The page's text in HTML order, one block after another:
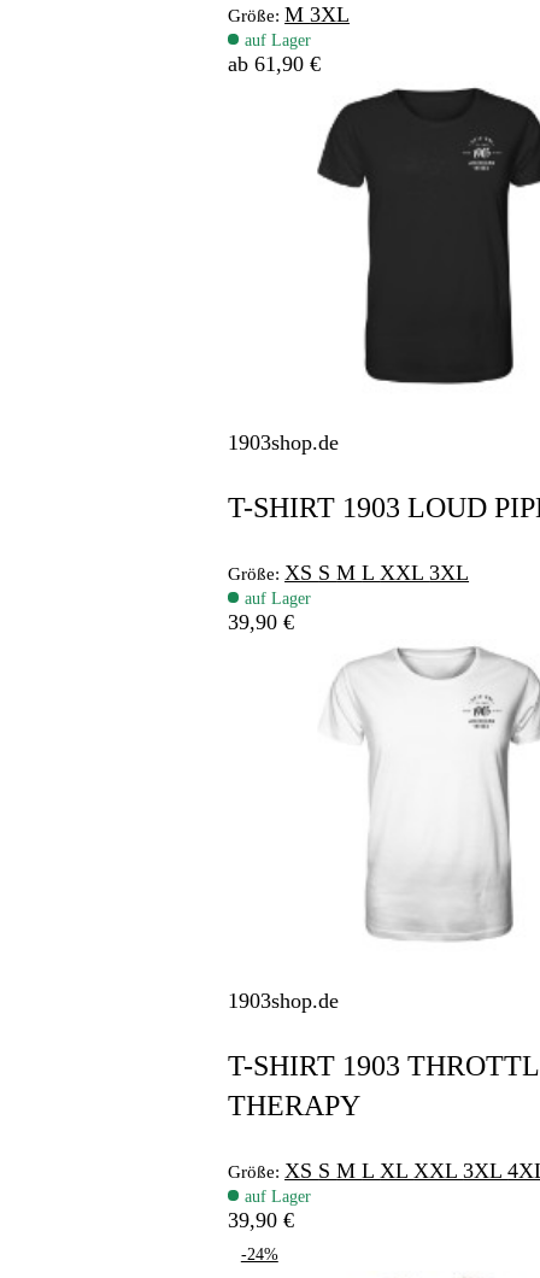
Größe: M3XL
auf Lager
ab 61,90 €
1903shop.de
T-SHIRT 1903 LOUD
Größe: XS SML XXL3XL
auf Lager
39,90 €
1903shop.de
T-SHIRT 1903
THERAPY
Größe: XS SML XL XXL3XL
auf Lager
39,90 €
-24%